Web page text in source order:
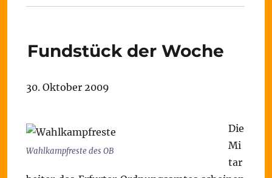
Fundstück der Woche
30. Oktober 2009
Wahlkampfreste des OB
Die
Mi
tar